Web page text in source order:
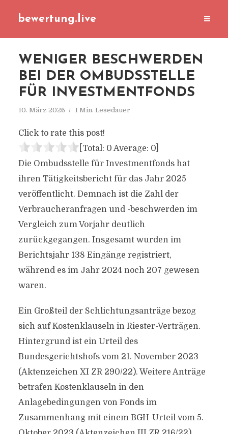
bewertung.live
WENIGER BESCHWERDEN
BEI DER OMBUDSSTELLE
FÜR INVESTMENTFONDS
10. März 2026 1 Min. Lesedauer
Click to rate this post!
[Total: 0 Average: 0]
Die Ombudsstelle für Investmentfonds hat
ihren Tätigkeitsbericht für das Jahr 2025
veröffentlicht. Demnach ist die Zahl der
Verbraucheranfragen und -beschwerden im
Vergleich zum Vorjahr deutlich
zurückgegangen. Insgesamt wurden im
Berichtsjahr 138 Eingänge registriert,
während es im Jahr 2024 noch 207 gewesen
waren.
Ein Großteil der Schlichtungsanträge bezog
sich auf Kostenklauseln in Riester-Verträgen.
Hintergrund ist ein Urteil des
Bundesgerichtshofs vom 21. November 2023
(Aktenzeichen XI ZR 290/22). Weitere Anträge
betrafen Kostenklauseln in den
Anlagebedingungen von Fonds im
Zusammenhang mit einem BGH-Urteil vom 5.